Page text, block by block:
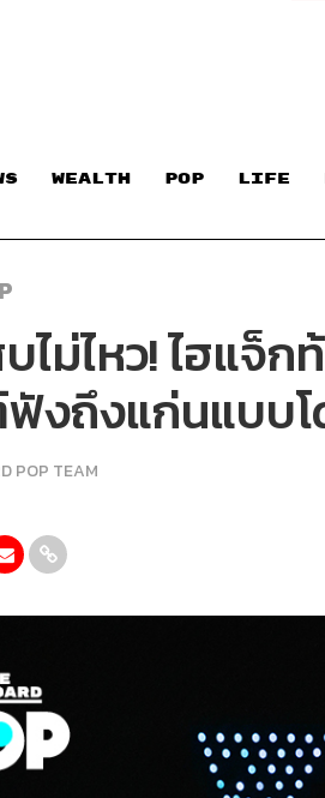
WEALTH POP LIFE
ไม่ไหว! ไฮแจ็
ฟังถึงแก่นแบบโ
POP TEAM